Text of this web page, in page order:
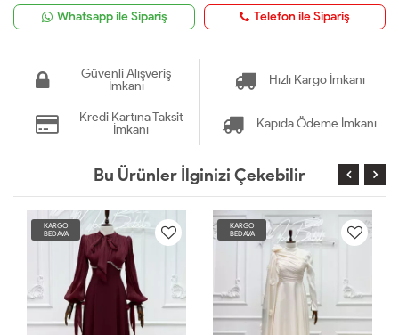
Whatsapp ile Sipariş Telefon ile Sipariş
Güvenli Alışveriş
İmkanı
Hızlı Kargo İmkanı
Kredi Kartına Taksit
İmkanı
Kapıda Ödeme İmkanı
Bu Ürünler İlginizi Çekebilir
KARGO
BEDAVA
KARGO
BEDAVA